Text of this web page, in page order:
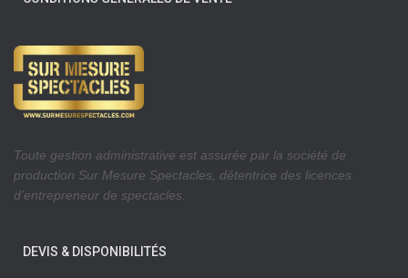
Toute gestion administrative est assurée par la société de
production Sur Mesure Spectacles, détentrice des licences
d’entrepreneur de spectacles.
DEVIS & DISPONIBILITÉS